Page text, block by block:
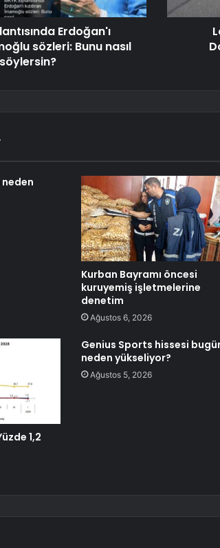
Erdoğan'ı
sözleri: Bunu nasıl
söylersin?
neden
Kurban Bayramı öncesi
kuruyemiş işletmelerine
denetim
Ağustos 6, 2026
1,2
Genius Sports hissesi
neden yükseliyor?
Ağustos 5, 2026